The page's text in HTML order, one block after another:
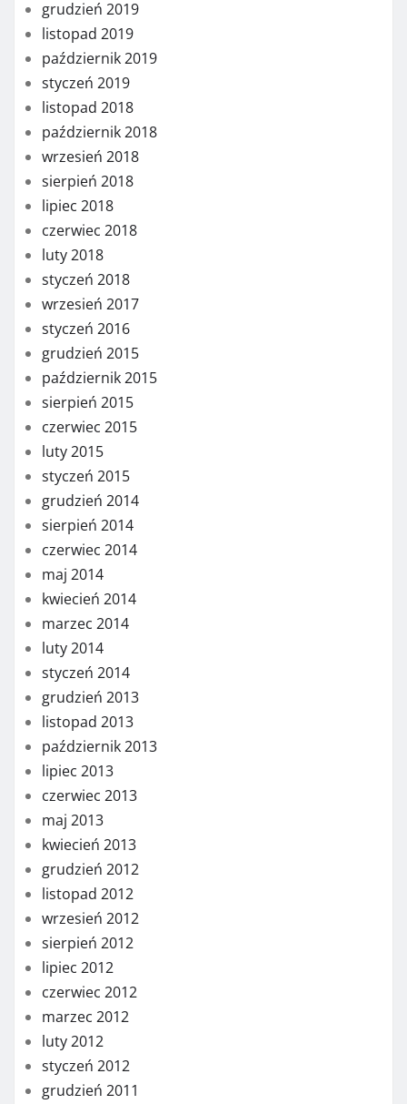
grudzień 2019
listopad 2019
październik 2019
styczeń 2019
listopad 2018
październik 2018
wrzesień 2018
sierpień 2018
lipiec 2018
czerwiec 2018
luty 2018
styczeń 2018
wrzesień 2017
styczeń 2016
grudzień 2015
październik 2015
sierpień 2015
czerwiec 2015
luty 2015
styczeń 2015
grudzień 2014
sierpień 2014
czerwiec 2014
maj 2014
kwiecień 2014
marzec 2014
luty 2014
styczeń 2014
grudzień 2013
listopad 2013
październik 2013
lipiec 2013
czerwiec 2013
maj 2013
kwiecień 2013
grudzień 2012
listopad 2012
wrzesień 2012
sierpień 2012
lipiec 2012
czerwiec 2012
marzec 2012
luty 2012
styczeń 2012
grudzień 2011